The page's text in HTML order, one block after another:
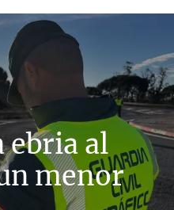
ebria al
menor